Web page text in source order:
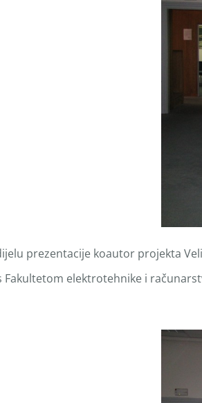
prezentacije koautor projekta
Fakultetom elektrotehnike i